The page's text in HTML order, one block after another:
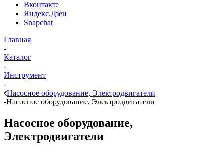
Вконтакте
Яндекс.Дзен
Snapchat
Главная
-
Каталог
-
Инструмент
-
Насосное оборудование, Электродвигатели
-Насосное оборудование, Электродвигатели
Насосное оборудование,
Электродвигатели